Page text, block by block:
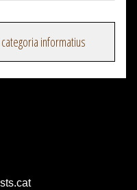
informatius